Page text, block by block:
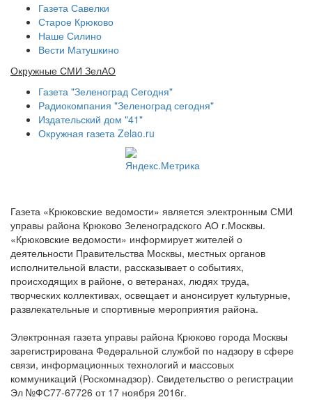
Газета Савелки
Старое Крюково
Наше Силино
Вести Матушкино
Окружные СМИ ЗелАО
Газета "Зеленоград Сегодня"
Радиокомпания "Зеленоград сегодня"
Издательский дом "41"
Окружная газета Zelao.ru
Газета «Крюковские ведомости» является электронным СМИ
управы района Крюково Зеленоградского АО г.Москвы.
«Крюковские ведомости» информирует жителей о
деятельности Правительства Москвы, местных органов
исполнительной власти, рассказывает о событиях,
происходящих в районе, о ветеранах, людях труда,
творческих коллективах, освещает и анонсирует культурные,
развлекательные и спортивные мероприятия района.
Электронная газета управы района Крюково города Москвы
зарегистрирована Федеральной службой по надзору в сфере
связи, информационных технологий и массовых
коммуникаций (Роскомнадзор). Свидетельство о регистрации
Эл №ФС77-67726 от 17 ноября 2016г.